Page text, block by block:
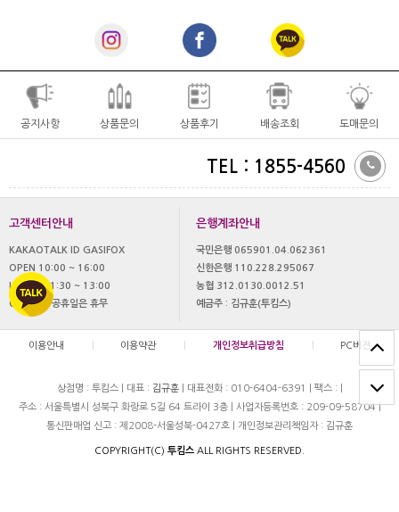
공지사항 상품문의 상품후기 배송조회 도매문의
TEL : 1855-4560
고객센터안내
KAKAOTALK ID GASIFOX
OPEN 10:00 ~ 16:00
LUNCH 11:30 ~ 13:00
OFF 토,일 공휴일은 휴무
은행계좌안내
국민은행 065901.04.062361
신한은행 110.228.295067
농협 312.0130.0012.51
예금주 : 김규훈(투킴스)
이용안내 이용약관 개인정보취급방침 PC버젼
상점명 : 투킴스 대표 : 김규훈 대표전화 : 010-6404-6391 팩스 :
주소 : 서울특별시 성북구 화랑로 5길 64 트라이 3층
사업자등록번호 : 209-09-58704 |
통신판매업 신고 : 제2008-서울성북-0427호
개인정보관리책임자 : 김규훈
COPYRIGHT(C) 투킴스 ALL RIGHTS RESERVED.